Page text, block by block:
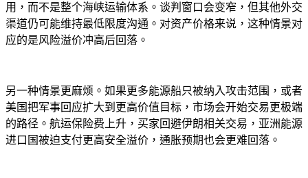
用，而不是整个海峡运输体系。谈判窗口会变窄，但其他外交
渠道仍可能维持最低限度沟通。对资产价格来说，这种情景对
应的是风险溢价冲高后回落。
另一种情景更麻烦。如果更多能源船只被纳入攻击范围，或者
美国把军事回应扩大到更高价值目标，市场会开始交易更极端
的路径。航运保险费上升，买家回避伊朗相关交易，亚洲能源
进口国被迫支付更高安全溢价，通胀预期也会更难回落。